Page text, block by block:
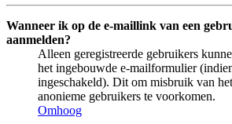
Wanneer ik op de e-maillink van een
aanmelden?
Alleen geregistreerde gebruikers
het ingebouwde e-mailformulier
ingeschakeld). Dit om misbruik van
anonieme gebruikers te voorkomen.
Omhoog